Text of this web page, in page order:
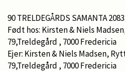
90 TRELDEGÅRDS SAMANTA
Født hos: Kirsten & Niels
79,Treldegård , 7000 Fredericia
Ejer: Kirsten & Niels Madsen,
79,Treldegård , 7000 Fredericia